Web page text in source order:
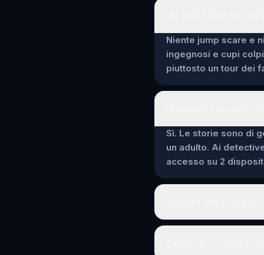
Niente jump scare e
ingegnosi e cupi
piuttosto un tour dei
Sì. Le storie sono di
un adulto. Ai
accesso su 2